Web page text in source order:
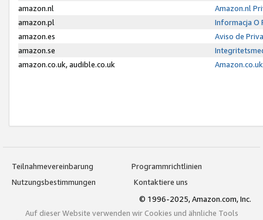
amazon.nl
Amazon.nl
amazon.pl
Informacja O
amazon.es
Aviso de
amazon.se
amazon.co.uk, audible.co.uk
Teilnahmevereinbarung
Programmrichtlinien
Nutzungsbestimmungen
Kontaktiere uns
© 1996-2025, Amazon.com, Inc.
Auf dieser Website verwenden wir Cookies und ähnliche Tools